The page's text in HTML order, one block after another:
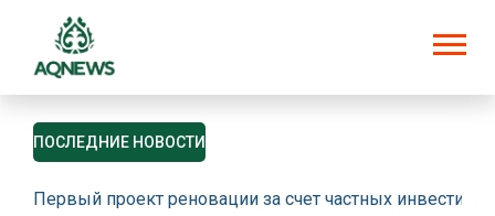
ПОСЛЕДНИЕ НОВОСТИ
Первый проект реновации за счет частных